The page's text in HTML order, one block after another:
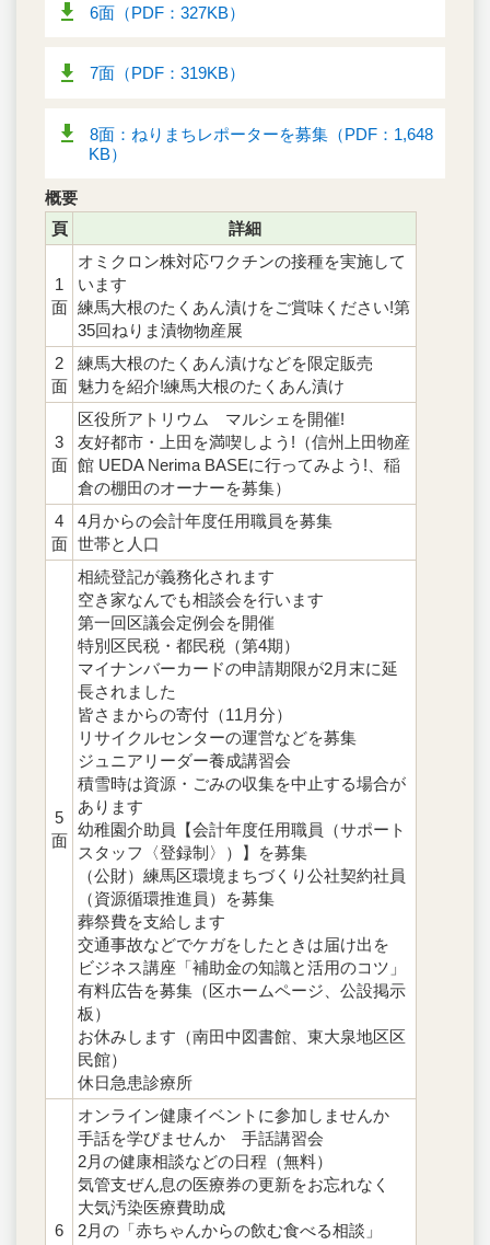
6面（PDF：327KB）
7面（PDF：319KB）
8面：ねりまちレポーターを募集（PDF：1,648
KB）
概要
頁
詳細
1
面
オミクロン株対応ワクチンの接種を実施して
います
練馬大根のたくあん漬けをご賞味ください!第
35回ねりま漬物物産展
2
面
練馬大根のたくあん漬けなどを限定販売
魅力を紹介!練馬大根のたくあん漬け
3
面
区役所アトリウム マルシェを開催!
友好都市・上田を満喫しよう!（信州上田物産
館 UEDA Nerima BASEに行ってみよう!、稲
倉の棚田のオーナーを募集）
4
面
4月からの会計年度任用職員を募集
世帯と人口
5
面
相続登記が義務化されます
空き家なんでも相談会を行います
第一回区議会定例会を開催
特別区民税・都民税（第4期）
マイナンバーカードの申請期限が2月末に延
長されました
皆さまからの寄付（11月分）
リサイクルセンターの運営などを募集
ジュニアリーダー養成講習会
積雪時は資源・ごみの収集を中止する場合が
あります
幼稚園介助員【会計年度任用職員（サポート
スタッフ〈登録制〉）】を募集
（公財）練馬区環境まちづくり公社契約社員
（資源循環推進員）を募集
葬祭費を支給します
交通事故などでケガをしたときは届け出を
ビジネス講座「補助金の知識と活用のコツ」
有料広告を募集（区ホームページ、公設掲示
板）
お休みします（南田中図書館、東大泉地区区
民館）
休日急患診療所
6
オンライン健康イベントに参加しませんか
手話を学びませんか 手話講習会
2月の健康相談などの日程（無料）
気管支ぜん息の医療券の更新をお忘れなく
大気汚染医療費助成
2月の「赤ちゃんからの飲む食べる相談」